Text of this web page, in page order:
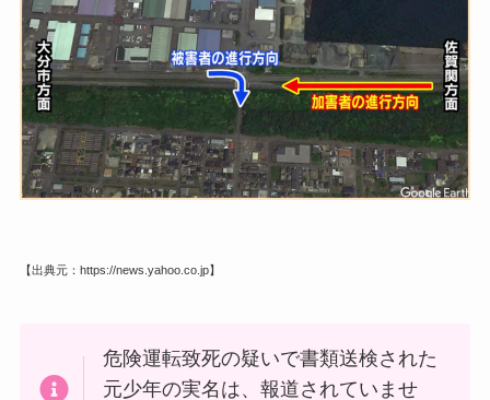
【出典元：https://news.yahoo.co.jp】
危険運転致死の疑いで書類送検された
元少年の実名は、報道されていませ